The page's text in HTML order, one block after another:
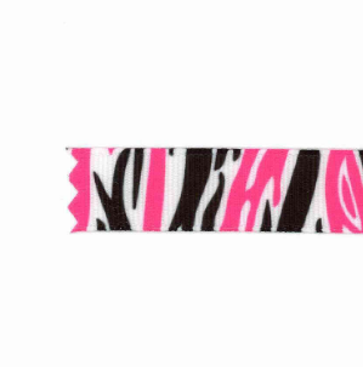
Tirante Liso Opaco
Precio por Cotizar